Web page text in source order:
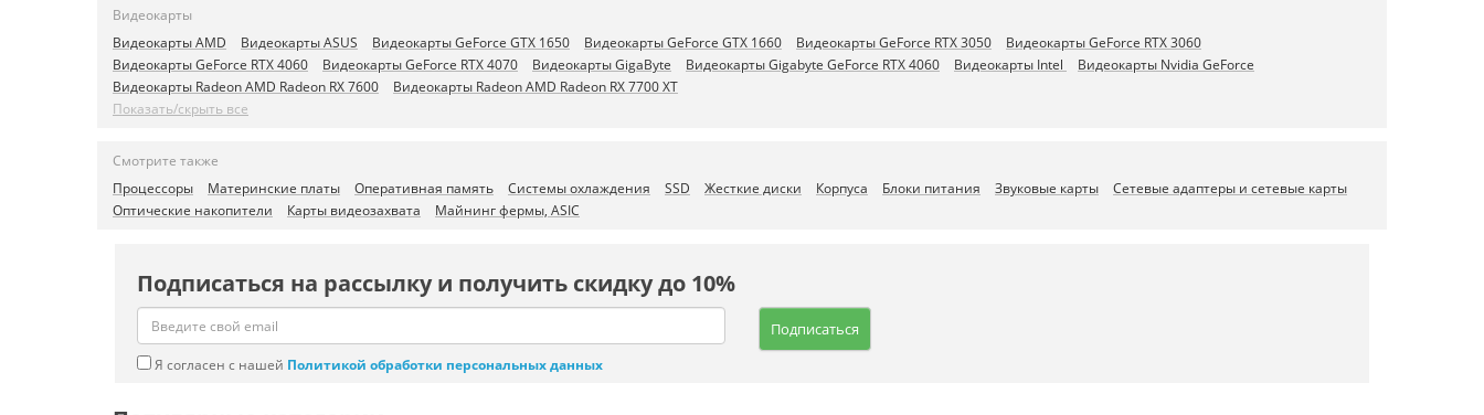
Видеокарты
Видеокарты AMD
Видеокарты ASUS Видеокарты GeForce GTX 1650 Видеокарты GeForce GTX 1660 Видеокарты GeForce RTX 3050
Видеокарты GeForce RTX 3060
Видеокарты GeForce RTX 4060
Видеокарты GeForce RTX 4070 Видеокарты GigaByte Видеокарты Gigabyte GeForce RTX 4060 Видеокарты Intel
Видеокарты Nvidia GeForce
Видеокарты Radeon AMD Radeon RX 7600
Видеокарты Radeon AMD Radeon RX 7700 XT
Показать/скрыть все
Смотрите также
Процессоры
Материнские платы Оперативная память Системы охлаждения SSD Жесткие диски Корпуса Блоки питания Звуковые карты
Сетевые адаптеры и сетевые карты
Оптические накопители
Карты видеозахвата Майнинг фермы, ASIC
Подписаться на рассылку и получить скидку до 10%
Подписаться
Я согласен с нашей Политикой обработки персональных данных